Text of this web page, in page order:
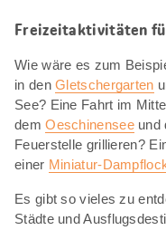
Freizeitaktivitäten
Wie wäre es zum
in denGletschergarten
See? Eine Fahrt im
demOeschinenseeund
Feuerstelle grillieren?
einer Miniatur-
Es gibt so vieles zu
Städte und